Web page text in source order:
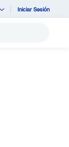
Iniciar Sesión